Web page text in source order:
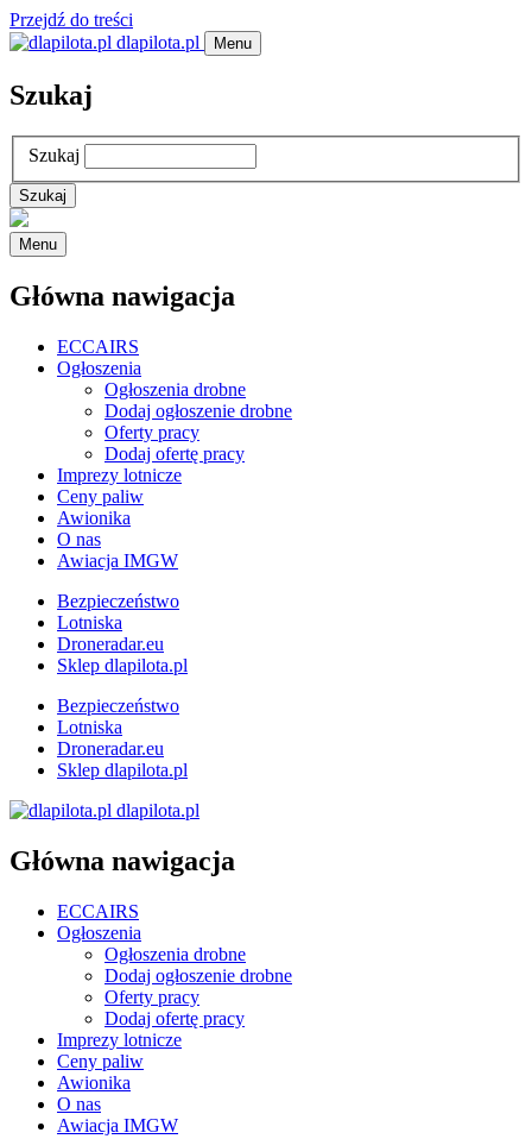
Przejdź do treści
dlapilota.pl
Menu
Szukaj
Szukaj
Menu
Główna nawigacja
ECCAIRS
Ogłoszenia
Ogłoszenia drobne
Dodaj ogłoszenie drobne
Oferty pracy
Dodaj ofertę pracy
Imprezy lotnicze
Ceny paliw
Awionika
O nas
Awiacja IMGW
Bezpieczeństwo
Lotniska
Droneradar.eu
Sklep dlapilota.pl
Bezpieczeństwo
Lotniska
Droneradar.eu
Sklep dlapilota.pl
dlapilota.pl
Główna nawigacja
ECCAIRS
Ogłoszenia
Ogłoszenia drobne
Dodaj ogłoszenie drobne
Oferty pracy
Dodaj ofertę pracy
Imprezy lotnicze
Ceny paliw
Awionika
O nas
Awiacja IMGW